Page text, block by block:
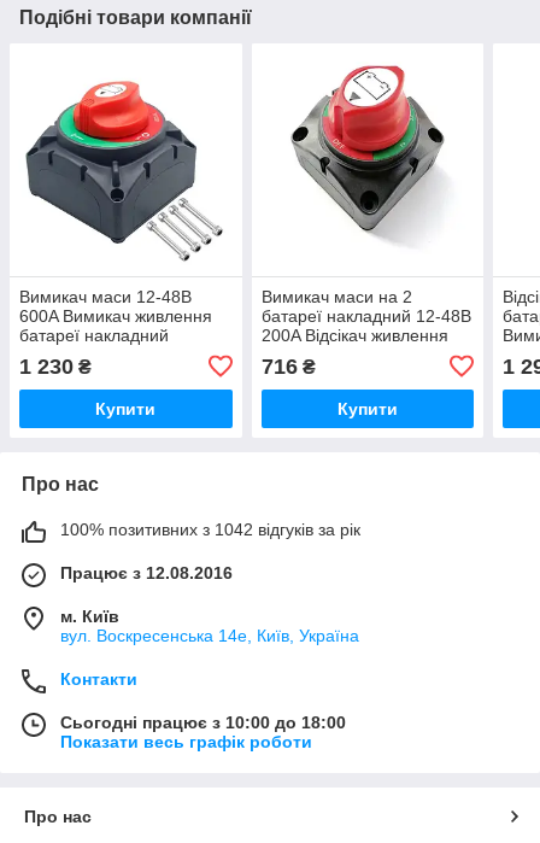
Подібні товари компанії
Вимикач маси 12-48В
600A Вимикач живлення
батареї накладний
1 230 ₴
Купити
Вимикач маси на 2
батареї накладний 12-48В
200A Відсікач живлення
716₴
Купити
1
Про нас
100% позитивних з 1042 відгуків за рік
Працює з 12.08.2016
м. Київ
вул. Воскресенська 14е, Київ, Україна
Контакти
Сьогодні працює з 10:00 до 18:00
Показати весь графік роботи
Про нас